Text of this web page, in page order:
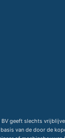
BV geeft slechts
van de door de